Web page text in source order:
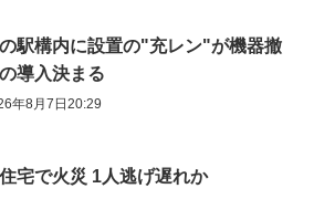
駅構内に設置の"充レン"が機器撤
導入決まる
年8月7日20:29
宅で火災 1人逃げ遅れか